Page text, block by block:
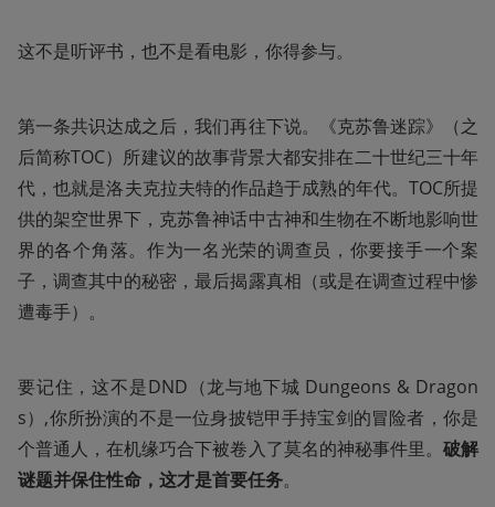
这不是听评书，也不是看电影，你得参与。
第一条共识达成之后，我们再往下说。《克苏鲁迷踪》（之
后简称TOC）所建议的故事背景大都安排在二十世纪三十年
代，也就是洛夫克拉夫特的作品趋于成熟的年代。TOC所提
供的架空世界下，克苏鲁神话中古神和生物在不断地影响世
界的各个角落。作为一名光荣的调查员，你要接手一个案
子，调查其中的秘密，最后揭露真相（或是在调查过程中惨
遭毒手）。
要记住，这不是DND（龙与地下城 Dungeons & Dragon
s）,你所扮演的不是一位身披铠甲手持宝剑的冒险者，你是
个普通人，在机缘巧合下被卷入了莫名的神秘事件里。 破解
谜题并保住性命，这才是首要任务。